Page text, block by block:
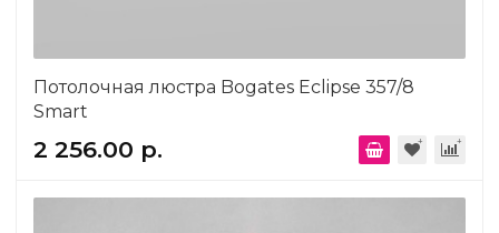
Потолочная люстра Bogates Eclipse 357/8
Smart
2 256.00 р.